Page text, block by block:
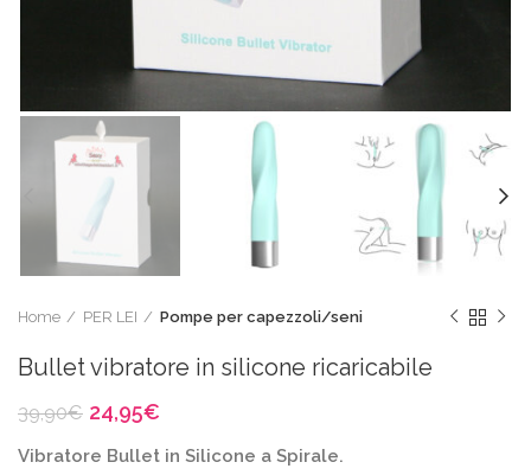
Home PER LEI Pompe per capezzoli/seni
Bullet vibratore in silicone ricaricabile
39,90€ Il
originale
24,95€
attuale
Vibratore Bullet in Silicone a Spirale.